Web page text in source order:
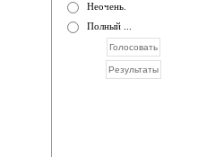
Неочень.
Полный ...